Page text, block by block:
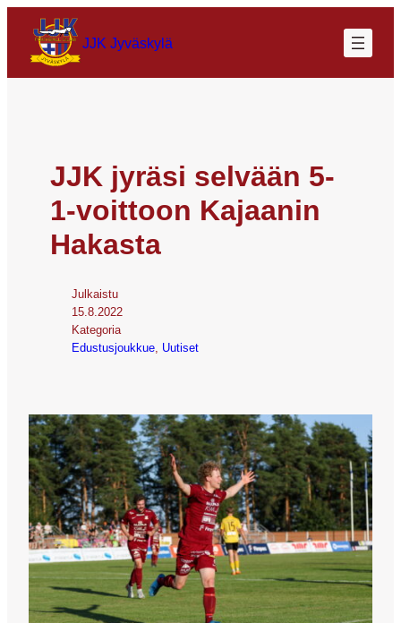
JJK Jyväskylä
JJK jyräsi selvään 5-
1-voittoon Kajaanin
Hakasta
Julkaistu
15.8.2022
Kategoria
Edustusjoukkue Uutiset